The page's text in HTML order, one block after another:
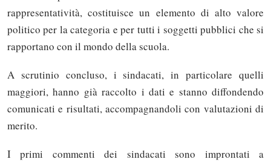
rappresentatività, costituisce un elemento di alto valore
politico per la categoria e per tutti i soggetti pubblici che si
rapportano con il mondo della scuola.
A scrutinio concluso, i sindacati, in particolare quelli
maggiori, hanno già raccolto i dati e stanno diffondendo
comunicati e risultati, accompagnandoli con valutazioni di
merito.
I primi commenti dei sindacati sono improntati a